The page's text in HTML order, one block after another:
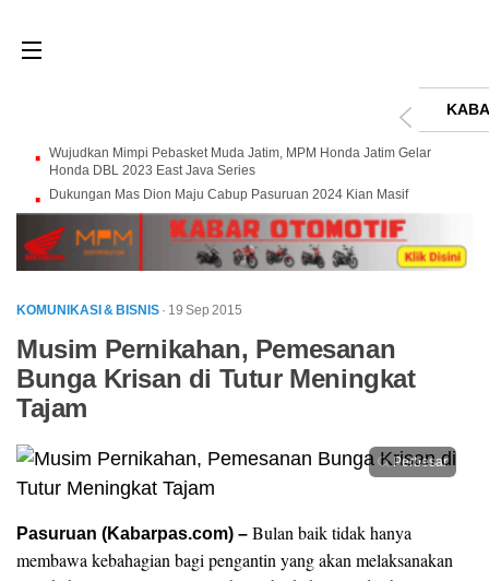
Wujudkan Mimpi Pebasket Muda Jatim, MPM Honda Jatim Gelar
Honda DBL 2023 East Java Series
Dukungan Mas Dion Maju Cabup Pasuruan 2024 Kian Masif
KOMUNIKASI & BISNIS · 19 Sep 2015
Musim Pernikahan, Pemesanan
Bunga Krisan di Tutur Meningkat
Tajam
Perbesar
Pasuruan (Kabarpas.com) – Bulan baik tidak hanya
membawa kebahagian bagi pengantin yang akan melaksanakan